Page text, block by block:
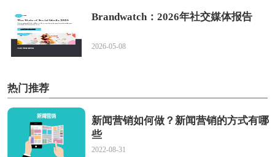
Brandwatch：2026年社交媒体报告
2026-05-08
热门推荐
新闻营销如何做？新闻营销的方式有哪
些
2022-08-31